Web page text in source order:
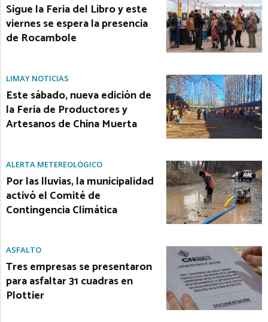
Sigue la Feria del Libro y este
viernes se espera la presencia
de Rocambole
LIMAY NOTICIAS
Este sábado, nueva edición de
la Feria de Productores y
Artesanos de China Muerta
ALERTA METEREOLÓGICO
Por las lluvias, la municipalidad
activó el Comité de
Contingencia Climática
ASFALTO
Tres empresas se presentaron
para asfaltar 31 cuadras en
Plottier